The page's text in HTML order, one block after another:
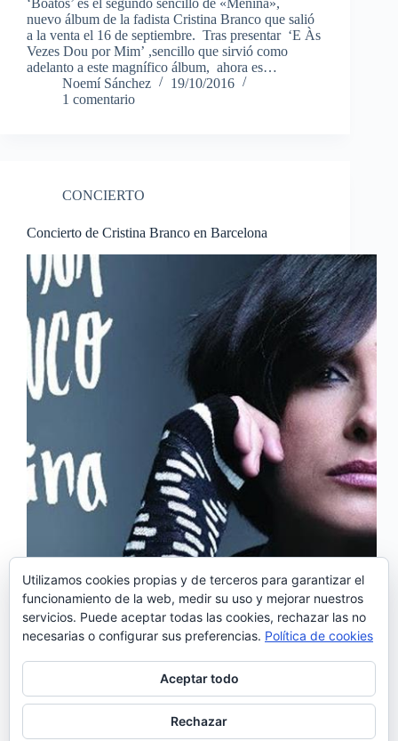
‘Boatos’ es el segundo sencillo de «Menina»,
nuevo álbum de la fadista Cristina Branco que salió
a la venta el 16 de septiembre. Tras presentar ‘E Às
Vezes Dou por Mim’ ,sencillo que sirvió como
adelanto a este magnífico álbum, ahora es…
Noemí Sánchez
19/10/2016
1 comentario
CONCIERTO
Concierto de Cristina Branco en Barcelona
Concierto de Cristina Branco en Barcelona ‘Menina’
es el título del nuevo trabajo de Cristina Branco .
Los temas originales del nuevo álbum han sido
creados por compositores como Filho da Mãe y
André Henriques (Linda Martini), Cachupa
Psicadélica, Mário…
Noemí Sánchez
11/10/2016
Utilizamos cookies propias y de terceros para garantizar el
funcionamiento de la web, medir su uso y mejorar nuestros
servicios. Puede aceptar todas las cookies, rechazar las no
necesarias o configurar sus preferencias. Política de cookies
Aceptar todo
Rechazar